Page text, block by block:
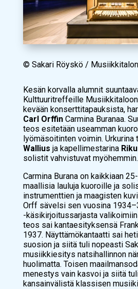
© Sakari Röyskö /
Kesän korvalla alumnit
Kulttuuritreffeille
kevään konserttitapauksista,
Carl Orffin Carmina Buranaa.
teos esitetään useamman
lyömäsoitinten voimin. Urkurina
Wallius ja kapellimestarina
solistit vahvistuvat myöhemmin.
Carmina Buranaon kaikkiaan
maallisia lauluja kuoroille ja
instrumenttien ja maagisten
Orff sävelsi sen vuosina
-käsikirjoitussarjasta
teos sai kantaesityksensä
1937. Näyttämökantaatti sai
suosion ja siitä tuli nopeasti
musiikkiesitys natsihallinnon
huolimatta. Toisen
menestys vain kasvoi ja siitä
kansainvälistä klassisen